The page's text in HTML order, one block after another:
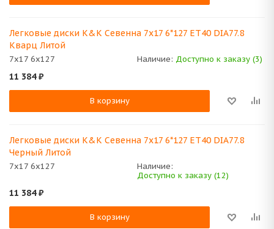
Легковые диски K&K Севенна 7x17 6*127 ET40 DIA77.8
Кварц Литой
7x17 6x127 Наличие: Доступно к заказу (3)
11 384₽
В корзину
Легковые диски K&K Севенна 7x17 6*127 ET40 DIA77.8
Черный Литой
7x17 6x127
Наличие:
Доступно к заказу (12)
11 384₽
В корзину